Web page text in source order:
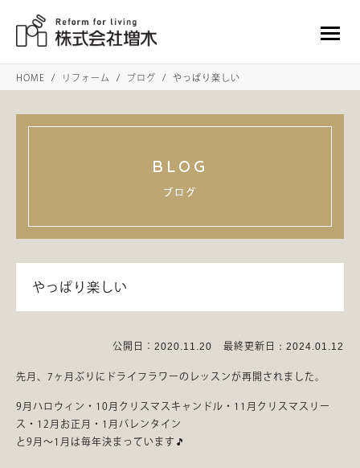
HOME リフォーム ブログ やっぱり楽しい
BLOG
ブログ
やっぱり楽しい
公開日： 2020.11.20 最終更新日 ：2024.01.12
先月、7ヶ月ぶりにドライフラワーのレッスンが再開されました。
9月ハロウィン・10月クリスマスキャンドル・11月クリスマスリー
ス・12月お正月・1月バレンタイン
と9月～1月は毎年決まっています🎵